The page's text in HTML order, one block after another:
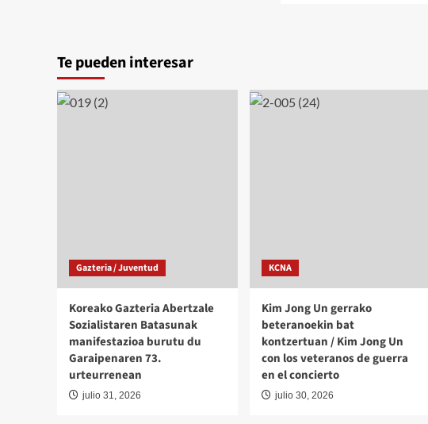
Te pueden interesar
Gazteria / Juventud
Koreako Gazteria Abertzale
Sozialistaren Batasunak
manifestazioa burutu du
Garaipenaren 73.
urteurrenean
julio 31, 2026
KCNA
Kim Jong Un gerrako
beteranoekin bat
kontzertuan / Kim Jong Un
con los veteranos de guerra
en el concierto
julio 30, 2026